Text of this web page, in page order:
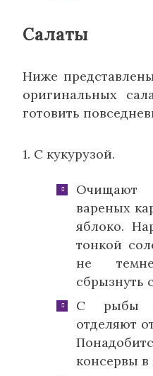
Салаты
Ниже
оригинальных
готовить
1. С кукурузой.
вареных
яблоко.
тонкой
не
сбрызнуть
С рыбы
отделяют
консервы в